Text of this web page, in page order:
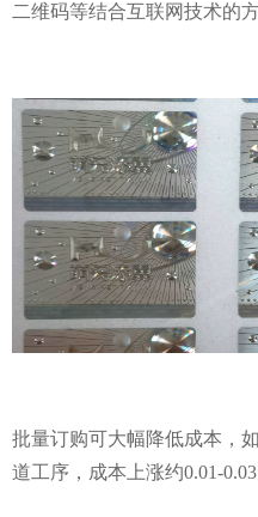
二维码等结合互联网技术的
批量订购可大幅降低成本，
道工序，成本上涨约0.01-0.03